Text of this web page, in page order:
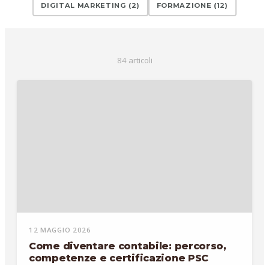
DIGITAL MARKETING (2) FORMAZIONE (12)
84articoli
12 MAGGIO 2026
Come diventare contabile: percorso,
competenze e certificazione PSC